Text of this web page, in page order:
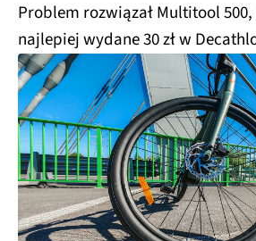
Problem rozwiązał Multitool
najlepiej wydane 30 zł w